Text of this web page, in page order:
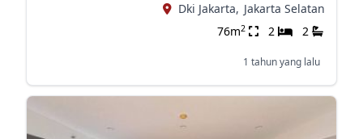
Dki Jakarta, Jakarta Selatan
76m2 2 2
1 tahun yang lalu